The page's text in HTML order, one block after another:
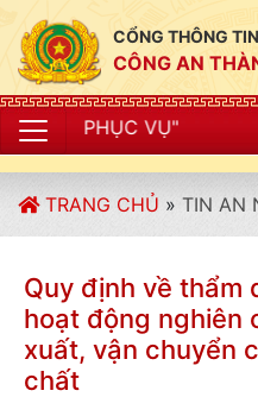
CỔNG THÔNG
CÔNG AN
TRANG CHỦ » TIN AN
Quy định về thẩm
hoạt động nghiên
xuất, vận chuyển
chất